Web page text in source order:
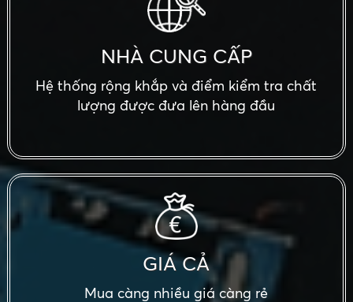
NHÀ CUNG CẤP
Hệ thống rộng khắp và điểm kiểm tra chất
lượng được đưa lên hàng đầu
GIÁ CẢ
Mua càng nhiều giá càng rẻ